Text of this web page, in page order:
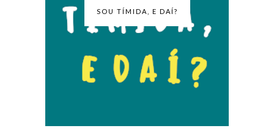
SOU TÍMIDA, E DAÍ?